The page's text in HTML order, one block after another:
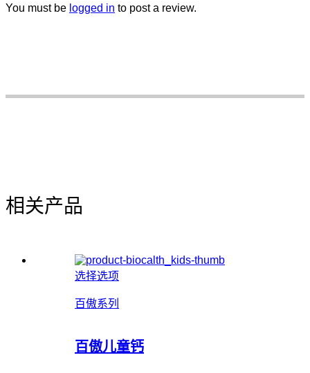
You must be logged in to post a review.
相关产品
选择选项
百傲系列
百傲儿童钙